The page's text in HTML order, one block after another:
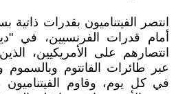
انتصر الفيتناميون بقدرات
أمام قدرات الفرنسيين، في
انتصارهم على الأمريكيين،
عبر طائرات الفانتوم وبالسموم
في كل يوم، وقاوم